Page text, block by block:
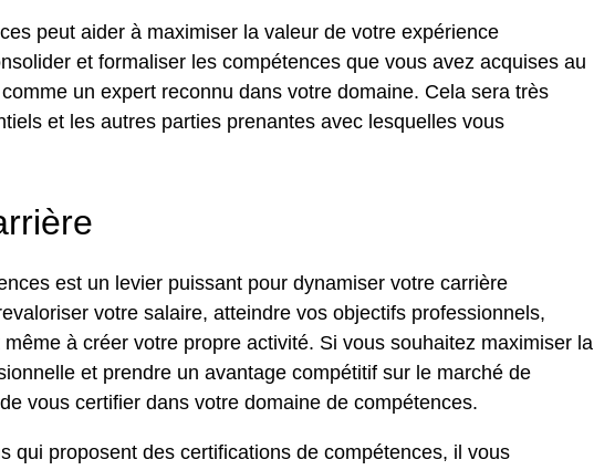
peut aider à maximiser la valeur de votre expérience
et formaliser les compétences que vous avez acquises au
un expert reconnu dans votre domaine. Cela sera très
et les autres parties prenantes avec lesquelles vous
est un levier puissant pour dynamiser votre carrière
votre salaire, atteindre vos objectifs professionnels,
à créer votre propre activité. Si vous souhaitez maximiser la
et prendre un avantage compétitif sur le marché de
vous certifier dans votre domaine de compétences.
qui proposent des certifications de compétences, il vous